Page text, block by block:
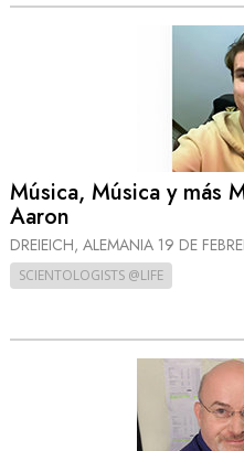
Música, Música y más
Aaron
DREIEICH, ALEMANIA 19 DE
SCIENTOLOGISTS @LIFE